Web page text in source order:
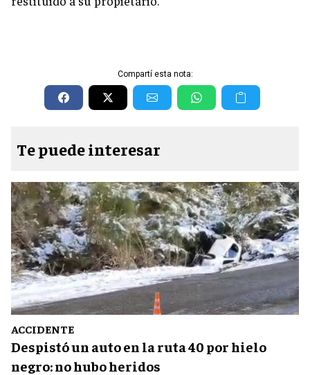
Compartí esta nota:
Te puede interesar
ACCIDENTE
Despistó un auto en la ruta 40 por hielo
negro: no hubo heridos